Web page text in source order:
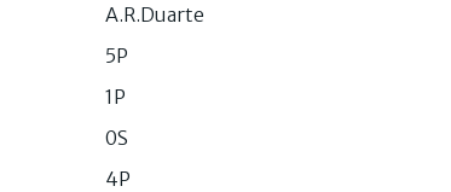
A.R.Duarte
5P
1P
0S
4P